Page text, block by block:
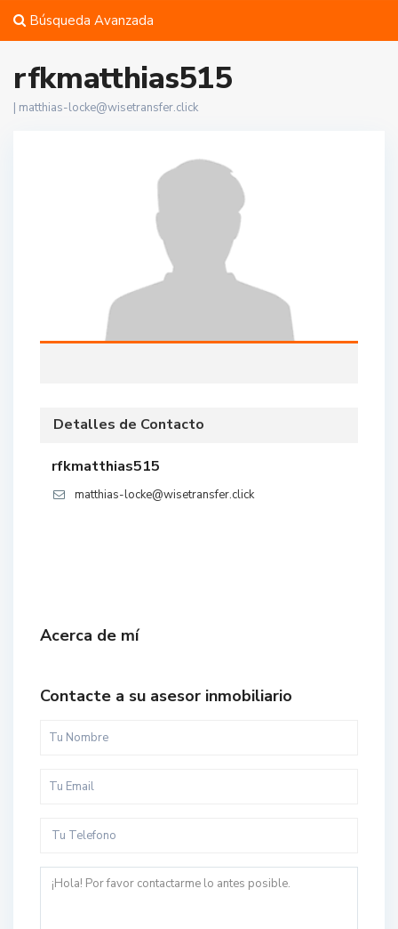
Búsqueda Avanzada
rfkmatthias515
matthias-locke@wisetransfer.click
Detalles de Contacto
rfkmatthias515
matthias-locke@wisetransfer.click
Acerca de mí
Contacte a su asesor inmobiliario